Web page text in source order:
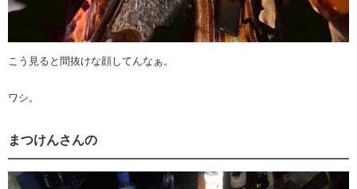
こう見ると間抜けな顔してんなぁ。
ワシ。
まつけんさんの